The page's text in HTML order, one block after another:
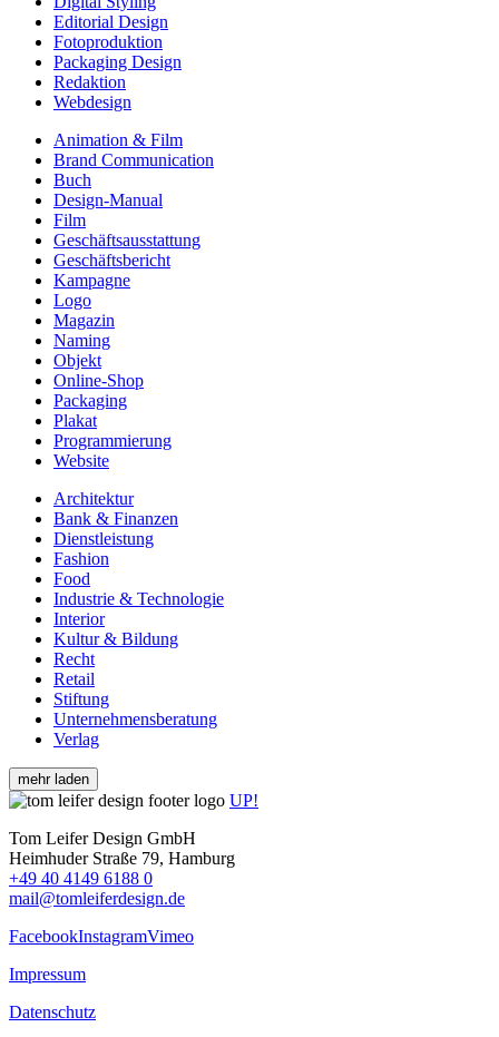
Editorial Design
Fotoproduktion
Packaging Design
Redaktion
Webdesign
Animation & Film
Brand Communication
Buch
Design-Manual
Film
Geschäftsausstattung
Geschäftsbericht
Kampagne
Logo
Magazin
Naming
Objekt
Online-Shop
Packaging
Plakat
Programmierung
Website
Architektur
Bank & Finanzen
Dienstleistung
Fashion
Food
Industrie & Technologie
Interior
Kultur & Bildung
Recht
Retail
Stiftung
Unternehmensberatung
Verlag
mehr laden
UP!
Tom Leifer Design GmbH
Heimhuder Straße 79, Hamburg
+49 40 4149 6188 0
mail@tomleiferdesign.de
FacebookInstagramVimeo
Impressum
Datenschutz